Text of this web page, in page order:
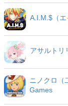
A.I.M.$（
アサルトリ
ニノクロ（
Games